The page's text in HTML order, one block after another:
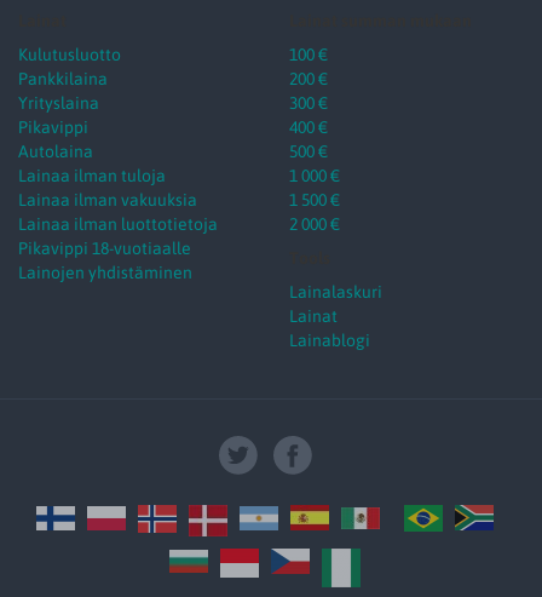
Kulutusluotto
Pankkilaina
Yrityslaina
Pikavippi
Autolaina
Lainaa ilman tuloja
Lainaa ilman vakuuksia
Lainaa ilman luottotietoja
Pikavippi 18-vuotiaalle
Lainojen yhdistäminen
100 €
200 €
300 €
400 €
500 €
1 000 €
1 500 €
2 000 €
Lainalaskuri
Lainat
Lainablogi